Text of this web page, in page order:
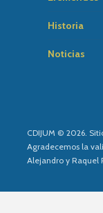
Historia
Noticias
CDIJUM © 2026.
Agradecemos la
Alejandro y Raquel